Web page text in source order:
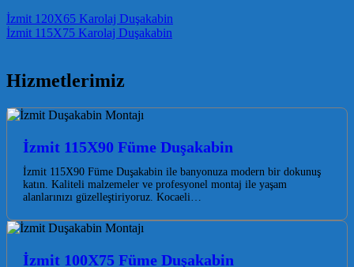
Post navigation
İzmit 120X65 Karolaj Duşakabin
İzmit 115X75 Karolaj Duşakabin
Hizmetlerimiz
İzmit 115X90 Füme Duşakabin
İzmit 115X90 Füme Duşakabin ile banyonuza modern bir dokunuş
katın. Kaliteli malzemeler ve profesyonel montaj ile yaşam
alanlarınızı güzelleştiriyoruz. Kocaeli…
İzmit 100X75 Füme Duşakabin